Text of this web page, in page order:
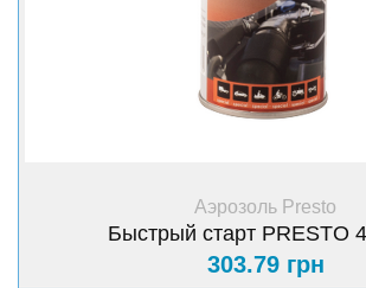
+ Купить
Аэрозоль Presto
Быстрый старт PRESTO
303.79 грн